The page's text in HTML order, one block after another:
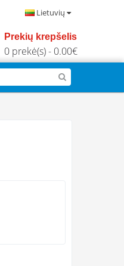
Lietuvių
Prekių krepšelis
0 prekė(s) - 0.00€